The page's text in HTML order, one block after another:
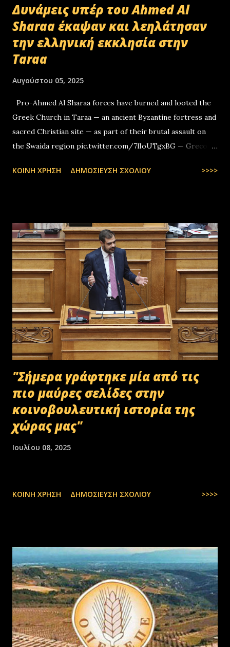
Δυνάμεις υπέρ του Ahmed Al
Sharaa έκαψαν και λεηλάτησαν
την ελληνική εκκλησία στην
Taraa
Αυγούστου 05, 2025
Pro-Ahmed Al Sharaa forces have burned and looted the
Greek Church in Taraa — an ancient Byzantine fortress and
sacred Christian site — as part of their brutal assault on
the Swaida region pic.twitter.com/7lIoUTgxBG — Greco-
ΚΟΙΝΉ ΧΡΉΣΗ ΔΗΜΟΣΊΕΥΣΗ ΣΧΟΛΊΟΥ >>>>
"Σήμερα γράφτηκε μία από τις
πιο μαύρες σελίδες στην
κοινοβουλευτική ιστορία της
χώρας μας"
Ιουλίου 08, 2025
ΚΟΙΝΉ ΧΡΉΣΗ ΔΗΜΟΣΊΕΥΣΗ ΣΧΟΛΊΟΥ >>>>